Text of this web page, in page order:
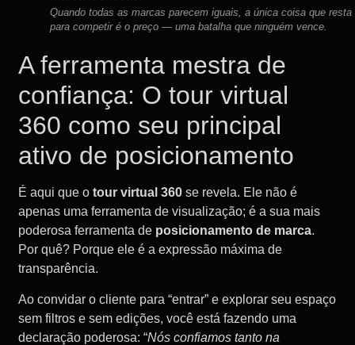
Quando todas as marcas parecem iguais, a única coisa que resta
para competir é o preço — uma batalha que ninguém vence.
A ferramenta mestra de
confiança: O tour virtual
360 como seu principal
ativo de posicionamento
É aqui que o tour virtual 360 se revela. Ele não é
apenas uma ferramenta de visualização; é a sua mais
poderosa ferramenta de posicionamento de marca.
Por quê? Porque ele é a expressão máxima de
transparência.
Ao convidar o cliente para “entrar” e explorar seu espaço
sem filtros e sem edições, você está fazendo uma
declaração poderosa: “Nós confiamos tanto na